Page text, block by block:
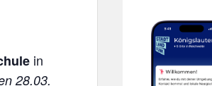
in
28.03.